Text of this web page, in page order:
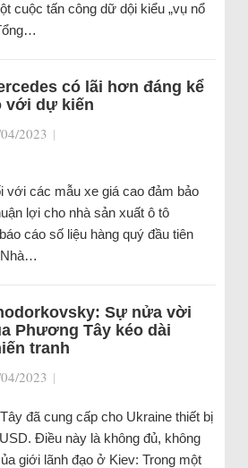
cuộc tấn công dữ dội kiểu „vụ nổ
có lãi hơn đáng kể
với dự kiến
2023 |
với các mẫu xe giá cao đảm bảo
lợi cho nhà sản xuất ô tô
cáo số liệu hàng quý đầu tiên
Sự nửa vời
Phương Tây kéo dài
tranh
2023 |
đã cung cấp cho Ukraine thiết bị
Điều này là không đủ, không
giới lãnh đạo ở Kiev: Trong một